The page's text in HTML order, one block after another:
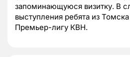
запоминающуюся визитку. В
выступления ребята из
Премьер-лигу КВН.